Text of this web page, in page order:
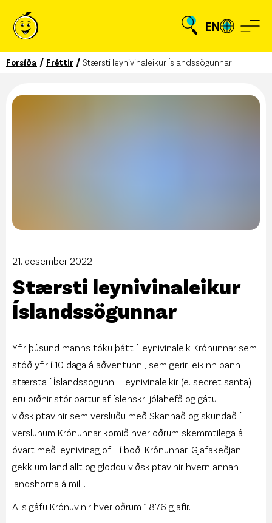
EN
Forsíða / Fréttir / Stærsti leynivinaleikur Íslandssögunnar
21. desember 2022
Stærsti leynivinaleikur
Íslandssögunnar
Yfir þúsund manns tóku þátt í leynivinaleik Krónunnar sem
stóð yfir í 10 daga á aðventunni, sem gerir leikinn þann
stærsta í Íslandssögunni. Leynivinaleikir (e. secret santa)
eru orðnir stór partur af íslenskri jólahefð og gátu
viðskiptavinir sem versluðu með Skannað og skundað í
verslunum Krónunnar komið hver öðrum skemmtilega á
óvart með leynivinagjöf - í boði Krónunnar. Gjafakeðjan
gekk um land allt og glöddu viðskiptavinir hvern annan
landshorna á milli.
Alls gáfu Krónuvinir hver öðrum 1.876 gjafir.